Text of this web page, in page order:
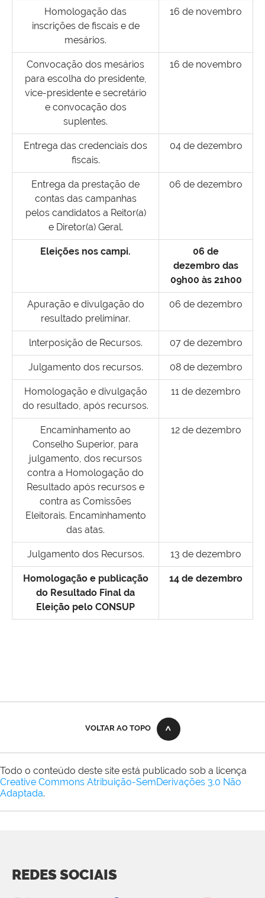
Homologação das
inscrições de fiscais e de
mesários.
16 de novembro
Convocação dos mesários
para escolha do presidente,
vice-presidente e secretário
e convocação dos
suplentes.
16 de novembro
Entrega das credenciais dos
fiscais.
04 de dezembro
Entrega da prestação de
contas das campanhas
pelos candidatos a Reitor(a)
e Diretor(a) Geral.
06 de dezembro
Eleições nos campi.
06 de
dezembro das
09h00 às 21h00
Apuração e divulgação do
resultado preliminar.
06 de dezembro
lnterposição de Recursos. 07 de dezembro
Julgamento dos recursos. 08 de dezembro
Homologação e divulgação
do resultado, após recursos.
11 de dezembro
Encaminhamento ao
Conselho Superior, para
julgamento, dos recursos
contra a Homologação do
Resultado após recursos e
contra as Comissões
Eleitorais. Encaminhamento
das atas.
12 de dezembro
Julgamento dos Recursos. 13 de dezembro
Homologação e publicação
do Resultado Final da
Eleição pelo CONSUP
14 de dezembro
VOLTAR AO TOPO
Todo o conteúdo deste site está publicado sob a licença
Creative Commons Atribuição-SemDerivações 3.0 Não
Adaptada.
REDES SOCIAIS